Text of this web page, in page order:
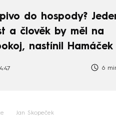
do hospody?
a člověk by měl na
nastínil Hamáček
6
Jan Skopeček